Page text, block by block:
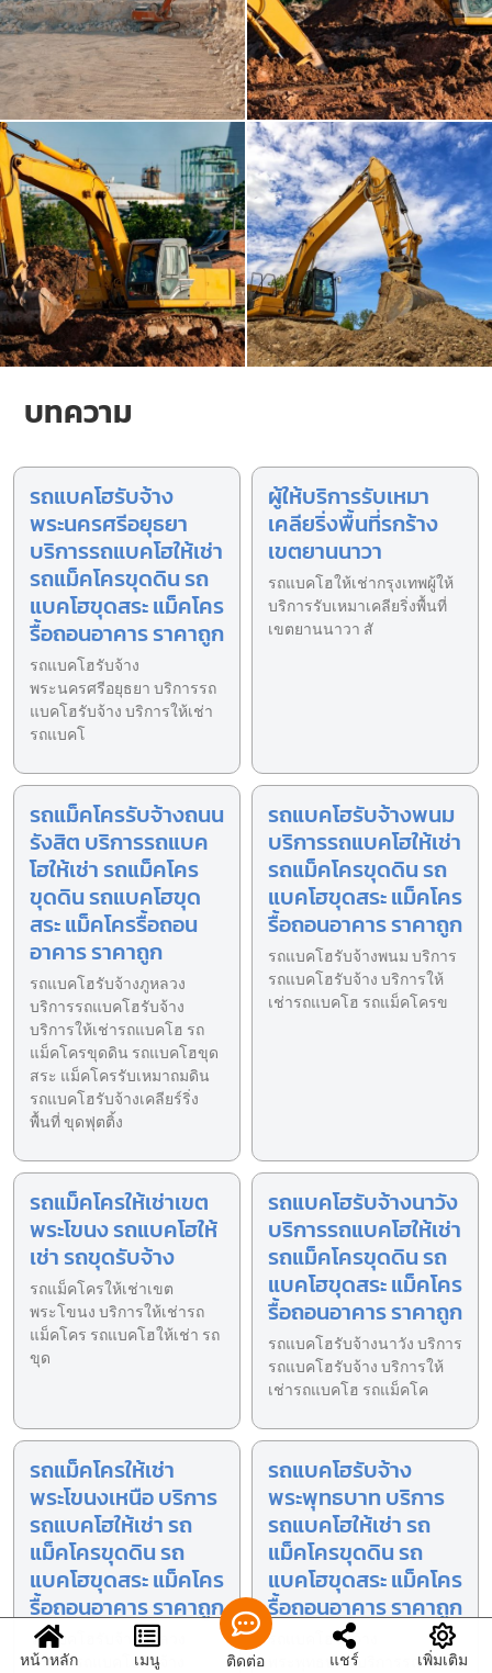
บทความ
รถแบคโฮรับจ้าง
พระนครศรีอยุธยา
บริการรถแบคโฮให้เช่า
รถแม็คโครขุดดิน รถ
แบคโฮขุดสระ แม็คโคร
รื้อถอนอาคาร ราคาถูก
รถแบคโฮรับจ้าง
พระนครศรีอยุธยา บริการรถ
แบคโฮรับจ้าง บริการให้เช่า
รถแบคโ
ผู้ให้บริการรับเหมา
เคลียริ่งพื้นที่รกร้าง
เขตยานนาวา
รถแบคโฮให้เช่ากรุงเทพผู้ให้
บริการรับเหมาเคลียริ่งพื้นที่
เขตยานนาวา สั
รถแม็คโครรับจ้างถนน
รังสิต บริการรถแบค
โฮให้เช่า รถแม็คโคร
ขุดดิน รถแบคโฮขุด
สระ แม็คโครรื้อถอน
อาคาร ราคาถูก
รถแบคโฮรับจ้างภูหลวง
บริการรถแบคโฮรับจ้าง
บริการให้เช่ารถแบคโฮ รถ
แม็คโครขุดดิน รถแบคโฮขุด
สระ แม็คโครรับเหมาถมดิน
รถแบคโฮรับจ้างเคลียร์ริ่ง
พื้นที่ ขุดฟุตติ้ง
รถแบคโฮรับจ้างพนม
บริการรถแบคโฮให้เช่า
รถแม็คโครขุดดิน รถ
แบคโฮขุดสระ แม็คโคร
รื้อถอนอาคาร ราคาถูก
รถแบคโฮรับจ้างพนม บริการ
รถแบคโฮรับจ้าง บริการให้
เช่ารถแบคโฮ รถแม็คโครข
รถแม็คโครให้เช่าเขต
พระโขนง รถแบคโฮให้
เช่า รถขุดรับจ้าง
รถแม็คโครให้เช่าเขต
พระโขนง บริการให้เช่ารถ
แม็คโคร รถแบคโฮให้เช่า รถ
ขุด
รถแบคโฮรับจ้างนาวัง
บริการรถแบคโฮให้เช่า
รถแม็คโครขุดดิน รถ
แบคโฮขุดสระ แม็คโคร
รื้อถอนอาคาร ราคาถูก
รถแบคโฮรับจ้างนาวัง บริการ
รถแบคโฮรับจ้าง บริการให้
เช่ารถแบคโฮ รถแม็คโค
รถแม็คโครให้เช่า
พระโขนงเหนือ บริการ
รถแบคโฮให้เช่า รถ
แม็คโครขุดดิน รถ
แบคโฮขุดสระ แม็คโคร
รื้อถอนอาคาร ราคาถูก
รถแบคโฮรับจ้างภูหลวง
บริการรถแบคโฮรับจ้าง
รถแบคโฮรับจ้าง
พระพุทธบาท บริการ
รถแบคโฮให้เช่า รถ
แม็คโครขุดดิน รถ
แบคโฮขุดสระ แม็คโคร
รื้อถอนอาคาร ราคาถูก
รถแบคโฮรับจ้าง
พระพุทธบาท บริการรถแบค
หน้าหลัก เมนู ติดต่อ แชร์ เพิ่มเติม